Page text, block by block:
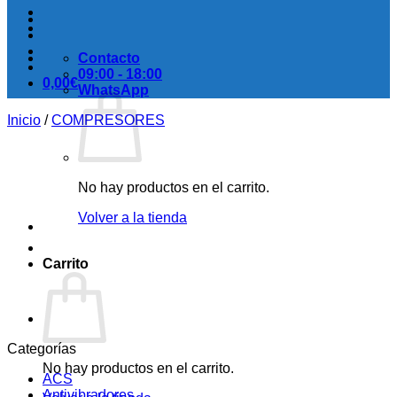
0,00€
No hay productos en el carrito.
Volver a la tienda
Carrito
No hay productos en el carrito.
Contacto
09:00 - 18:00
WhatsApp
Inicio / COMPRESORES
Categorías
ACS